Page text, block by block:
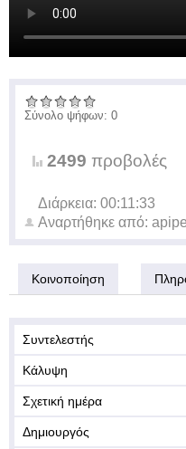
Σύνολο ψήφων: 0
2499 προβολές
Διάρκεια: 00:11:33
Αναρτήθηκε από:
Κοινοποίηση
Συντελεστής
Κάλυψη
Σχετική ημέρα
Δημιουργός